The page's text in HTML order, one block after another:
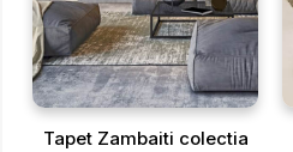
Tapet Zambaiti colectia